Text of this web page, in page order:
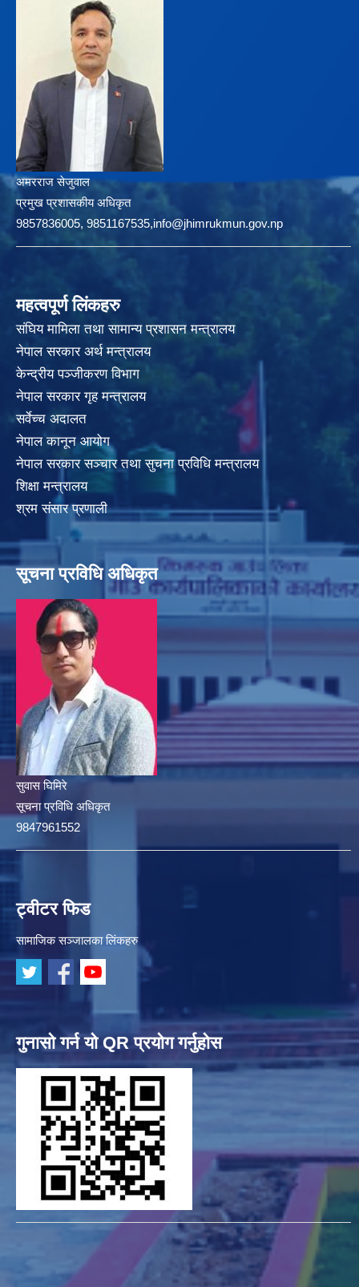
अमरराज सेजुवाल
प्रमुख प्रशासकीय अधिकृत
9857836005, 9851167535,info@jhimrukmun.gov.np
महत्वपूर्ण लिंकहरु
संघिय मामिला तथा सामान्य प्रशासन मन्त्रालय
नेपाल सरकार अर्थ मन्त्रालय
केन्द्रीय पञ्जीकरण विभाग
नेपाल सरकार गृह मन्त्रालय
सर्वेच्च अदालत
नेपाल कानून आयोग
नेपाल सरकार सञ्चार तथा सुचना प्रविधि मन्त्रालय
शिक्षा मन्त्रालय
श्रम संसार प्रणाली
सूचना प्रविधि अधिकृत
सुवास घिमिरे
सूचना प्रविधि अधिकृत
9847961552
ट्वीटर फिड
सामाजिक सञ्जालका लिंकहरु
गुनासो गर्न यो QR प्रयोग गर्नुहोस